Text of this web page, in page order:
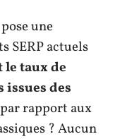
une
SERP actuels
le taux de
issues des
par rapport aux
? Aucun